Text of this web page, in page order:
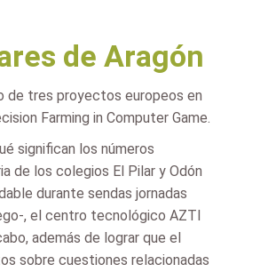
de Aragón
de tres proyectos europeos en
Farming in Computer Game.
significan los números
de los colegios El Pilar y Odón
durante sendas jornadas
, el centro tecnológico AZTI
además de lograr que el
sobre cuestiones relacionadas